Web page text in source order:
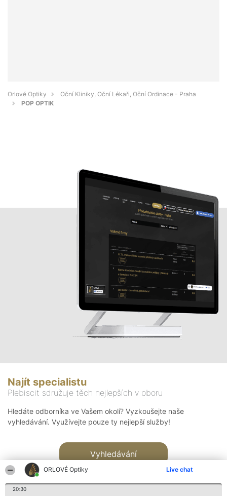
ORLOVÉ Optiky Live chat
20:30
Orlové Optiky
Oční Kliniky, Oční Lékaři, Oční Ordinace - Praha
POP OPTIK
Najít specialistu
Plebiscit sdružuje těch nejlepších v oboru
Hledáte odborníka ve Vašem okolí? Vyzkoušejte naše
vyhledávání. Využívejte pouze ty nejlepší služby!
Vyhledávání